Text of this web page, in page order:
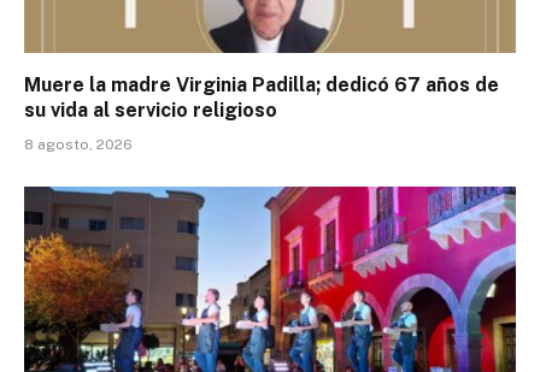
Muere la madre Virginia Padilla; dedicó 67 años de
su vida al servicio religioso
8 agosto, 2026